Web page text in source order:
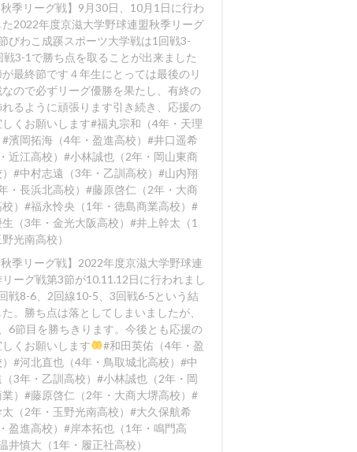
季リーグ戦】9月30日、10月1日に行わ
2022年度京滋大学野球連盟秋季リーグ
びわこ成蹊スポーツ大学戦は1回戦3-
戦3-1で勝ち点を取ることが出来ました️
最終節です４年生にとっては最後のリ
なので必ずリーグ優勝を果たし、有終の
れるように頑張ります️引き続き、応援の
くお願いします#福丸宗和（4年・天理
#濱岡拓海（4年・盈進高校）#井口遥希
・近江高校）#小林誠也（2年・岡山東商
#中村志遠（3年・乙訓高校）#山内翔
・長浜北高校）#藤原啓仁（2年・大商
校）#福永怜央（1年・徳島商業高校）#
（3年・金光大阪高校）#井上幹太（1
光南高校）
季リーグ戦】2022年度京滋大学野球連
リーグ戦第3節が10.11.12日に行われまし
戦8-6 、2回線10-5 、3回戦6-5という結
。勝ち点は落としてしまいましたが、
6節目を勝ちきります。今後とも応援の
くお願いします
#和田英佑（4年・盈
#河北直也（4年・鳥取城北高校）#中
3年・乙訓高校）#小林誠也（2年・岡
業）#藤原啓仁（2年・大商大堺高校）#
（2年・玉野光南高校）#大久保航希
・盈進高校）#岸本拓也（1年・鳴門高
井慎大（1年・履正社高校）